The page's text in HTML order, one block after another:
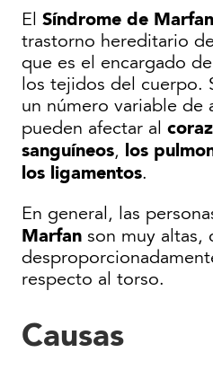
El Síndrome de Marfan
trastorno hereditario
que es el encargado
los tejidos del cuerpo.
un número variable de
pueden afectar al
sanguíneos, los
los ligamentos.
En general, las
Marfan son muy altas,
respecto al torso.
Causas